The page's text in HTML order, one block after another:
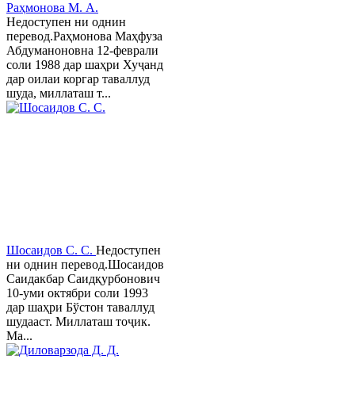
Раҳмонова М. А.
Недоступен ни однин
перевод.Раҳмонова Маҳфуза
Абдуманоновна 12-феврали
соли 1988 дар шаҳри Хуҷанд
дар оилаи коргар таваллуд
шуда, миллаташ т...
Шосаидов С. С. Недоступен
ни однин перевод.Шосаидов
Саидакбар Саидқурбонович
10-уми октябри соли 1993
дар шаҳри Бўстон таваллуд
шудааст. Миллаташ тоҷик.
Ма...